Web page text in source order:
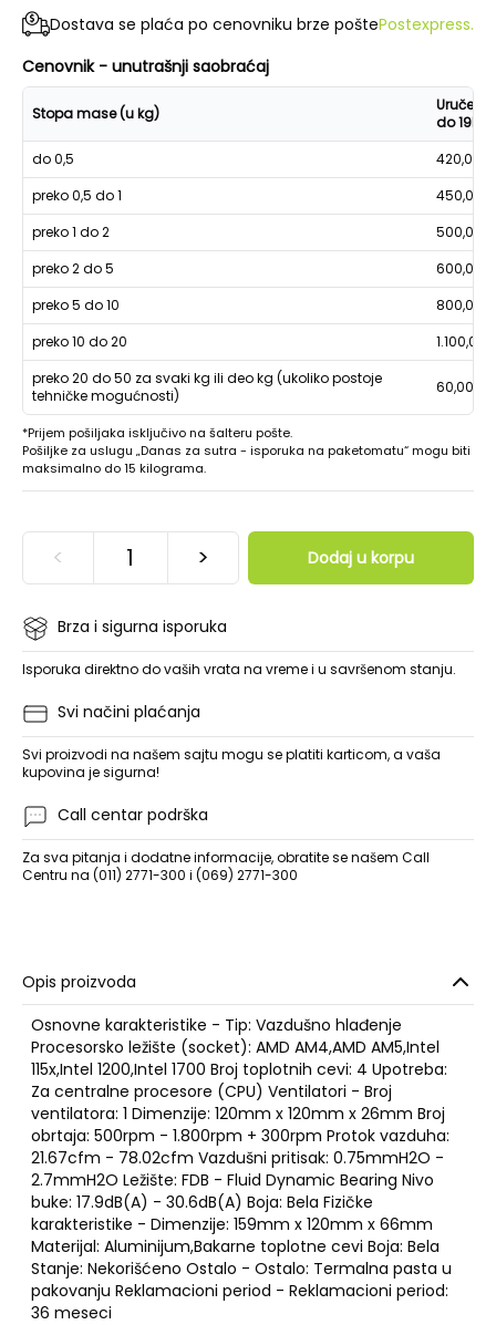
Dostava se plaća po cenovniku brze poštePostexpress.
Cenovnik - unutrašnji saobraćaj
Stopa mase (u kg)
Uručenje
do 19h
do 0,5
420,00
preko 0,5 do 1
450,00
preko 1 do 2
500,00
preko 2 do 5
600,00
preko 5 do 10
800,00
preko 10 do 20
1.100,00
preko 20 do 50 za svaki kg ili deo kg (ukoliko postoje
tehničke mogućnosti)
60,00
*Prijem pošiljaka isključivo na šalteru pošte.
Pošiljke za uslugu „Danas za sutra - isporuka na paketomatu“ mogu biti
maksimalno do 15 kilograma.
< > Dodaj u korpu
Brza i sigurna isporuka
Isporuka direktno do vaših vrata na vreme i u savršenom stanju.
Svi načini plaćanja
Svi proizvodi na našem sajtu mogu se platiti karticom, a vaša
kupovina je sigurna!
Call centar podrška
Za sva pitanja i dodatne informacije, obratite se našem Call
Centru na (011) 2771-300 i (069) 2771-300
Opis proizvoda
Osnovne karakteristike - Tip: Vazdušno hlađenje
Procesorsko ležište (socket): AMD AM4,AMD AM5,Intel
115x,Intel 1200,Intel 1700 Broj toplotnih cevi: 4 Upotreba:
Za centralne procesore (CPU) Ventilatori - Broj
ventilatora: 1 Dimenzije: 120mm x 120mm x 26mm Broj
obrtaja: 500rpm - 1.800rpm + 300rpm Protok vazduha:
21.67cfm - 78.02cfm Vazdušni pritisak: 0.75mmH2O -
2.7mmH2O Ležište: FDB - Fluid Dynamic Bearing Nivo
buke: 17.9dB(A) - 30.6dB(A) Boja: Bela Fizičke
karakteristike - Dimenzije: 159mm x 120mm x 66mm
Materijal: Aluminijum,Bakarne toplotne cevi Boja: Bela
Stanje: Nekorišćeno Ostalo - Ostalo: Termalna pasta u
pakovanju Reklamacioni period - Reklamacioni period:
36 meseci